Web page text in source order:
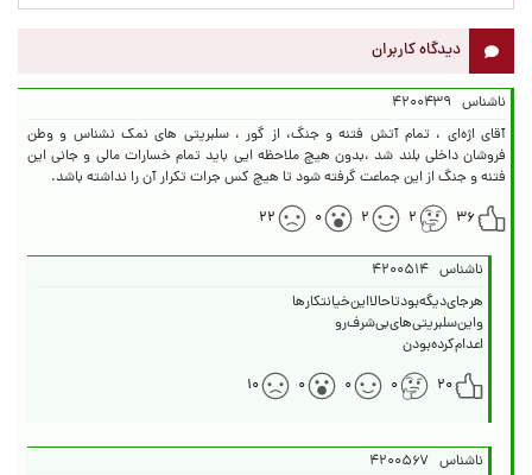
دیدگاه کاربران
ناشناس ۴۲۰۰۴۳۹
آقای اژه‌ای ، تمام آتش فتنه و جنگ، از گور ، سلبریتی های نمک نشناس و وطن
فروشان داخلی بلند شد ،بدون هیچ ملاحظه ایی باید تمام خسارات مالی و جانی این
فتنه و جنگ از این جماعت گرفته شود تا هیچ کس جرات تکرار آن را نداشته باشد.
۳۶
۲ ۲ ۰ ۲۲
ناشناس ۴۲۰۰۵۱۴
اعدام‌کرده‌بودن
۲۰
۰ ۰ ۰ ۱۰
ناشناس ۴۲۰۰۵۶۷